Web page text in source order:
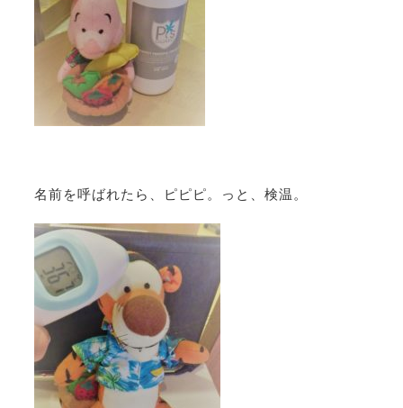
名前を呼ばれたら、ピピピ。っと、検温。